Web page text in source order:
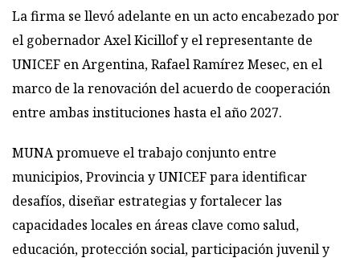
La firma se llevó adelante en un acto encabezado por
el gobernador Axel Kicillof y el representante de
UNICEF en Argentina, Rafael Ramírez Mesec, en el
marco de la renovación del acuerdo de cooperación
entre ambas instituciones hasta el año 2027.
MUNA promueve el trabajo conjunto entre
municipios, Provincia y UNICEF para identificar
desafíos, diseñar estrategias y fortalecer las
capacidades locales en áreas clave como salud,
educación, protección social, participación juvenil y